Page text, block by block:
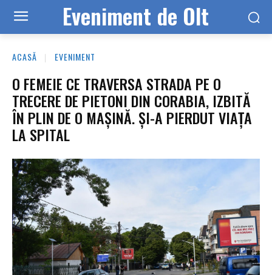
Eveniment de Olt
ACASĂ EVENIMENT
O FEMEIE CE TRAVERSA STRADA PE O
TRECERE DE PIETONI DIN CORABIA, IZBITĂ
ÎN PLIN DE O MAȘINĂ. ȘI-A PIERDUT VIAȚA
LA SPITAL